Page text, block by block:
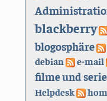
blackberry
blogosphäre
debian e-mail
filme und
Helpdesk